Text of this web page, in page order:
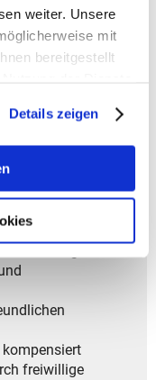
weiter. Unsere
mit
bereitgestellt
Details zeigen
mit Soft-Edge-
von
für
kompensiert
freiwillige